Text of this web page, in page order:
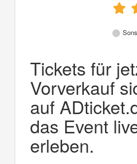
Tickets für
Vorverkauf
auf
das Event
erleben.